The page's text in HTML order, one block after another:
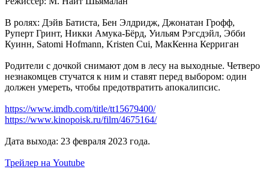
В ролях: Дэйв Батиста, Бен Элдридж, Джонатан Грофф,
Руперт Гринт, Никки Амука-Бёрд, Уильям Рэгсдэйл, Эбби
Куинн, Satomi Hofmann, Kristen Cui, МакКенна Керриган
Родители с дочкой снимают дом в лесу на выходные. Четверо
незнакомцев стучатся к ним и ставят перед выбором: один
должен умереть, чтобы предотвратить апокалипсис.
https://www.imdb.com/title/tt15679400/
https://www.kinopoisk.ru/film/4675164/
Дата выхода: 23 февраля 2023 года.
Трейлер на Youtube